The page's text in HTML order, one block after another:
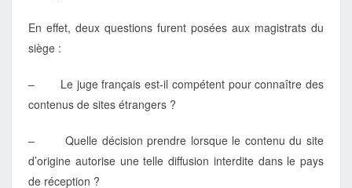
En effet, deux questions furent posées aux magistrats du
siège :
– Le juge français est-il compétent pour connaître des
contenus de sites étrangers ?
– Quelle décision prendre lorsque le contenu du site
d’origine autorise une telle diffusion interdite dans le pays
de réception ?